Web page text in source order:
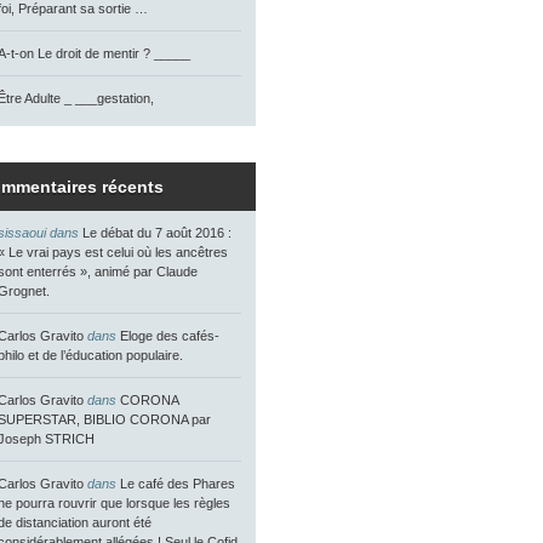
Préparant sa sortie …
t-on Le droit de mentir ? _____
Adulte _ ___gestation,
récents
dans Le débat du 7 août 2016 :
Le vrai pays est celui où les ancêtres
enterrés », animé par Claude
Gravito dans Eloge des cafés-
et de l’éducation populaire.
Gravito dans CORONA
BIBLIO CORONA par
STRICH
Gravito dans Le café des Phares
pourra rouvrir que lorsque les règles
distanciation auront été